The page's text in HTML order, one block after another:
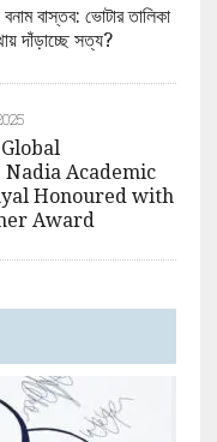
বাস্তব: ভোটার তালিকা
দাঁড়াচ্ছে সত্য?
Nadia Academic
Honoured with
Award